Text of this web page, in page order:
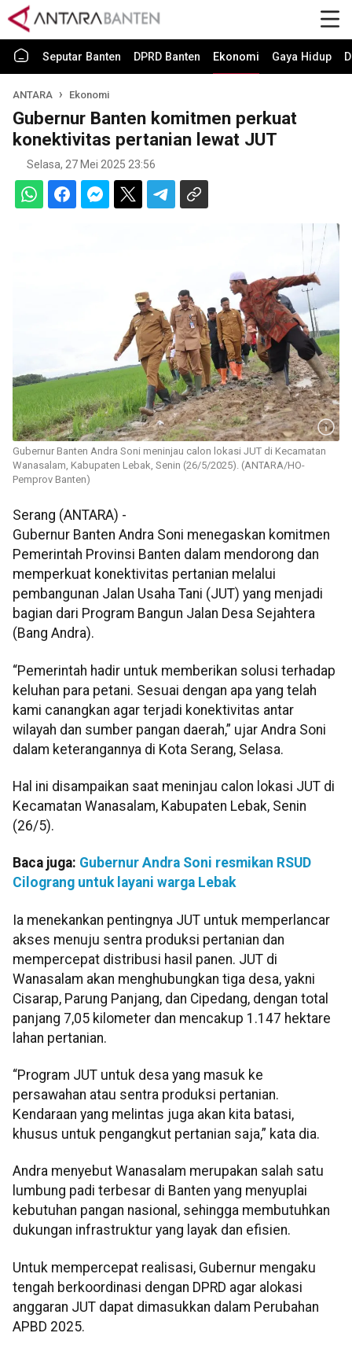
Seputar Banten DPRD Banten Ekonomi Gaya Hidup
ANTARA Ekonomi
Gubernur Banten komitmen perkuat
konektivitas pertanian lewat JUT
Selasa, 27 Mei 2025 23:56
Gubernur Banten Andra Soni meninjau calon lokasi JUT di Kecamatan
Wanasalam, Kabupaten Lebak, Senin (26/5/2025). (ANTARA/HO-
Pemprov Banten)
Serang (ANTARA) -
Gubernur Banten Andra Soni menegaskan komitmen
Pemerintah Provinsi Banten dalam mendorong dan
memperkuat konektivitas pertanian melalui
pembangunan Jalan Usaha Tani (JUT) yang menjadi
bagian dari Program Bangun Jalan Desa Sejahtera
(Bang Andra).
“Pemerintah hadir untuk memberikan solusi terhadap
keluhan para petani. Sesuai dengan apa yang telah
kami canangkan agar terjadi konektivitas antar
wilayah dan sumber pangan daerah,” ujar Andra Soni
dalam keterangannya di Kota Serang, Selasa.
Hal ini disampaikan saat meninjau calon lokasi JUT di
Kecamatan Wanasalam, Kabupaten Lebak, Senin
(26/5).
Baca juga: Gubernur Andra Soni resmikan RSUD
Cilograng untuk layani warga Lebak
Ia menekankan pentingnya JUT untuk memperlancar
akses menuju sentra produksi pertanian dan
mempercepat distribusi hasil panen. JUT di
Wanasalam akan menghubungkan tiga desa, yakni
Cisarap, Parung Panjang, dan Cipedang, dengan total
panjang 7,05 kilometer dan mencakup 1.147 hektare
lahan pertanian.
“Program JUT untuk desa yang masuk ke
persawahan atau sentra produksi pertanian.
Kendaraan yang melintas juga akan kita batasi,
khusus untuk pengangkut pertanian saja,” kata dia.
Andra menyebut Wanasalam merupakan salah satu
lumbung padi terbesar di Banten yang menyuplai
kebutuhan pangan nasional, sehingga membutuhkan
dukungan infrastruktur yang layak dan efisien.
Untuk mempercepat realisasi, Gubernur mengaku
tengah berkoordinasi dengan DPRD agar alokasi
anggaran JUT dapat dimasukkan dalam Perubahan
APBD 2025.